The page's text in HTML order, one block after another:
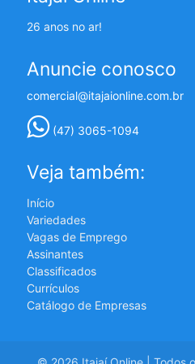
26 anos no ar!
Anuncie conosco
comercial@itajaionline.com.br
(47) 3065-1094
Veja também:
Início
Variedades
Vagas de Emprego
Assinantes
Classificados
Currículos
Catálogo de Empresas